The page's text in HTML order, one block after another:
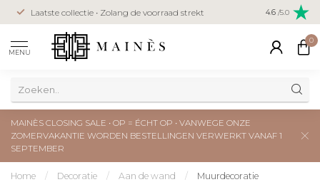
Laatste collectie • Zolang de voorraad strekt Veilig
creditcard
4.6 /5.0
MENU
0
MAINÈS CLOSING SALE • OP = ÉCHT OP • VANWEGE ONZE
ZOMERVAKANTIE WORDEN BESTELLINGEN VERWERKT VANAF 1
SEPTEMBER
Home / Decoratie / Aan de wand / Muurdecoratie